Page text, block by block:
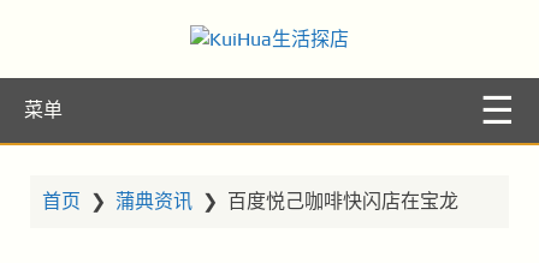
KuiHua生活探
店
菜单
首页 ❯ 蒲典资讯 ❯ 百度悦己咖啡快闪店在宝龙